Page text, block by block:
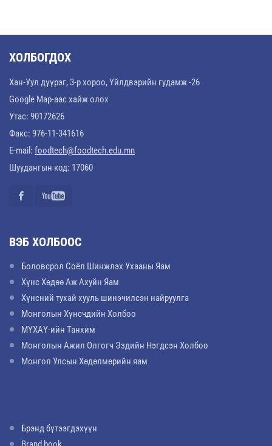
ХОЛБОГДОХ
Хан-Уул дүүрэг, 3-р хороо, Үйлдвэрийн гудамж -26
Google Map-аас хайж олох
Утас: 90172626
Факс: 976-11-341616
E-mail: foodtech@foodtech.edu.mn
Шуудангын код: 17060
ВЭБ ХОЛБООС
Боловсрол Соёл Шинжлэх Ухааны Яам
Хүнс Хөдөө Аж Ахуйн Яам
Хүнсний тухай хууль шинэчилсэн найруулга
Монголын Хүнсчдийн Холбоо
МҮХАҮ-ийн Танхим
Монголын Ажил Олгогч Эздийн Нэгдсэн Холбоо
Монгол Улсын Хөдөлмөрийн яам
Брэнд бүтээгдэхүүн